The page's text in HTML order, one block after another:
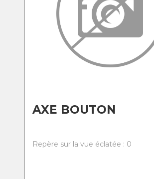
AXE BOUTON
Repère sur la vue éclatée : 0